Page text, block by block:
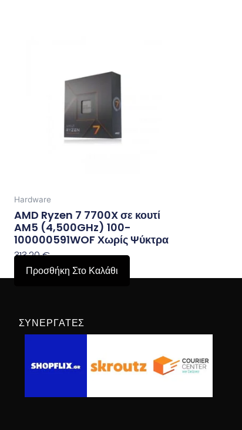
Hardware
AMD Ryzen 7 7700X σε κουτί
AM5 (4,500GHz) 100-
100000591WOF Χωρίς Ψύκτρα
313,20€
Προσθήκη Στο Καλάθι
ΣΥΝΕΡΓΆΤΕΣ